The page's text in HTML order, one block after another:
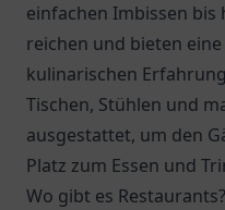
einfachen Imbissen bis
reichen und bieten
kulinarischen
Tischen, Stühlen und
ausgestattet, um den
Platz zum Essen und
Wo gibt es Restaurants?